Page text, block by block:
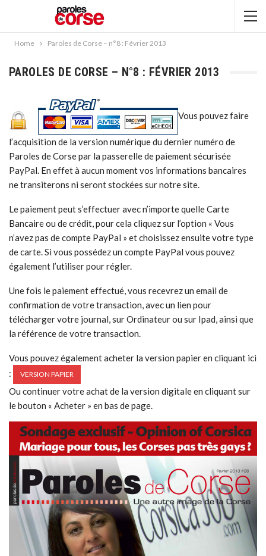
Home Paroles de Corse – n°8 : Février 2013
PAROLES DE CORSE – N°8 : FÉVRIER 2013
Vous pouvez faire
l’acquisition de la version numérique du dernier numéro de
Paroles de Corse par la passerelle de paiement sécurisée
PayPal. En effet à aucun moment vos informations bancaires
ne transiterons ni seront stockées sur notre site.
Le paiement peut s’effectuer avec n’importe quelle Carte
Bancaire ou de crédit, pour cela cliquez sur l’option « Vous
n’avez pas de compte PayPal » et choisissez ensuite votre type
de carte. Si vous possédez un compte PayPal vous pouvez
également l’utiliser pour régler.
Une fois le paiement effectué, vous recevrez un email de
confirmation de votre transaction, avec un lien pour
télécharger votre journal, sur Ordinateur ou sur Ipad, ainsi que
la référence de votre transaction.
Vous pouvez également acheter la version papier en cliquant ici
:
VERSION PAPIER
Ou continuer votre achat de la version digitale en cliquant sur
le bouton « Acheter » en bas de page.